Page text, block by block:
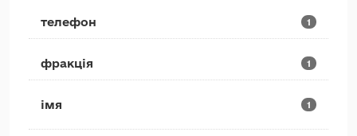
телефон 1
фракція 1
імя 1